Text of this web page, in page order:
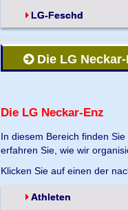
LG-Feschd
Die LG Neckar-
Die LG Neckar-Enz
In diesem Bereich finden
erfahren Sie, wie wir
Klicken Sie auf einen der
Athleten